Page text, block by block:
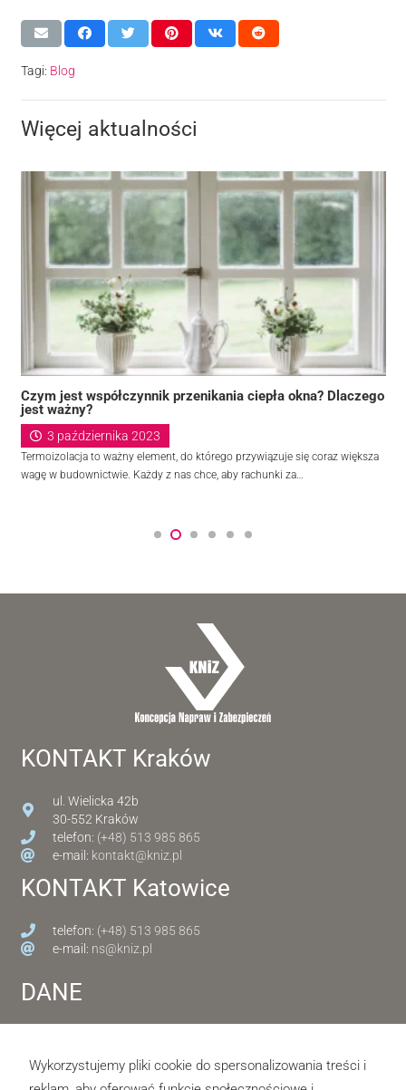
Tagi: Blog
Więcej aktualności
Czym jest współczynnik przenikania ciepła okna? Dlaczego
jest ważny?
3 października 2023
Termoizolacja to ważny element, do którego przywiązuje się coraz większa
wagę w budownictwie. Każdy z nas chce, aby rachunki za…
KONTAKT Kraków
ul. Wielicka 42b
30-552 Kraków
telefon: (+48) 513 985 865
e-mail: kontakt@kniz.pl
KONTAKT Katowice
telefon: (+48) 513 985 865
e-mail: ns@kniz.pl
DANE
Wykorzystujemy pliki cookie do spersonalizowania treści i